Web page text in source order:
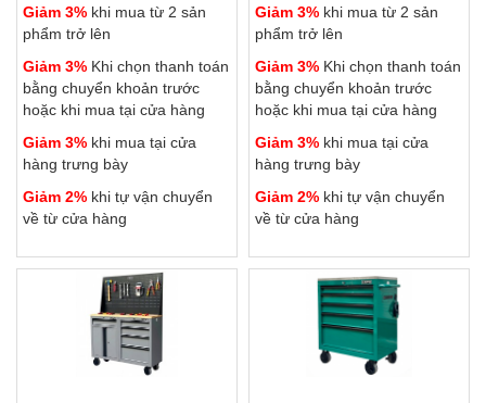
Giảm 3% khi mua từ 2 sản
phẩm trở lên
Giảm 3% Khi chọn thanh toán
bằng chuyển khoản trước
hoặc khi mua tại cửa hàng
Giảm 3% khi mua tại cửa
hàng trưng bày
Giảm 2% khi tự vận chuyển
về từ cửa hàng
Giảm 3% khi mua từ 2 sản
phẩm trở lên
Giảm 3% Khi chọn thanh toán
bằng chuyển khoản trước
hoặc khi mua tại cửa hàng
Giảm 3% khi mua tại cửa
hàng trưng bày
Giảm 2% khi tự vận chuyển
về từ cửa hàng